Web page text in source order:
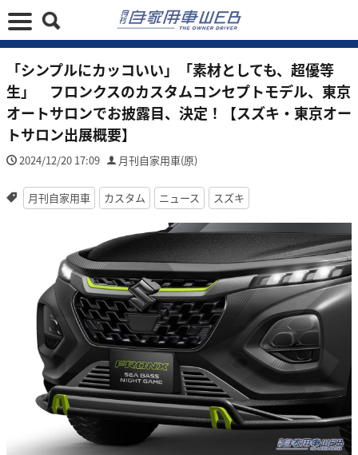
「シンプルにカッコいい」「素材としても、超優等
生」 フロンクスのカスタムコンセプトモデル、東京
オートサロンでお披露目、決定！【スズキ・東京オー
トサロン出展概要】
2024/12/20 17:09 月刊自家用車(原)
月刊自家用車 カスタム ニュース スズキ